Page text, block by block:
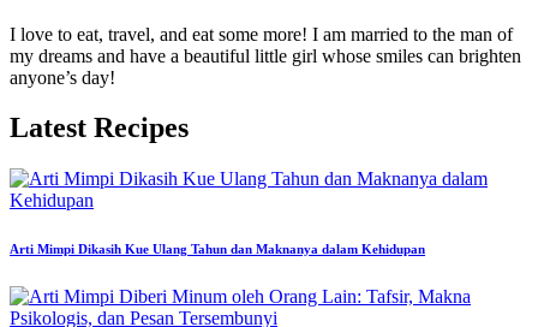
I love to eat, travel, and eat some more! I am married to the man of
my dreams and have a beautiful little girl whose smiles can brighten
anyone’s day!
Latest Recipes
Arti Mimpi Dikasih Kue Ulang Tahun dan Maknanya dalam Kehidupan